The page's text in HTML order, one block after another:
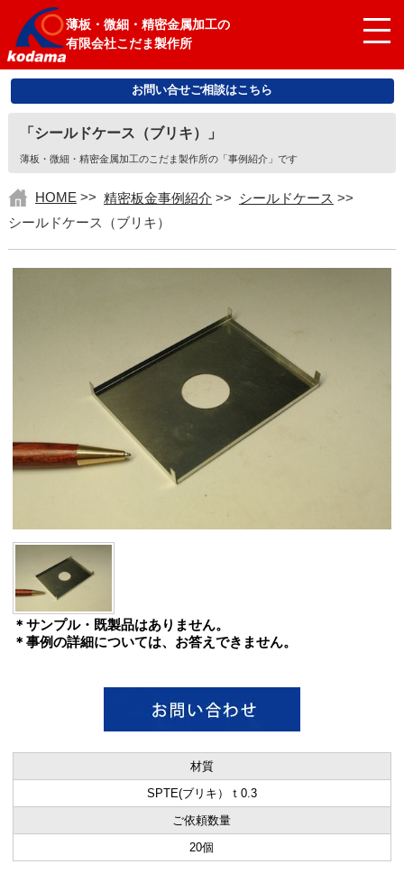
薄板・微細・精密金属加工の
有限会社こだま製作所
お問い合せご相談はこちら
「シールドケース（ブリキ）」
薄板・微細・精密金属加工のこだま製作所の「事例紹介」です
HOME >> 精密板金事例紹介 >> シールドケース >>
シールドケース（ブリキ）
＊サンプル・既製品はありません。
＊事例の詳細については、お答えできません。
材質
SPTE(ブリキ）ｔ0.3
ご依頼数量
20個